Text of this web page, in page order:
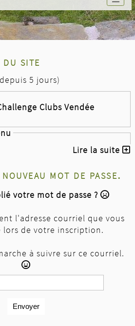
du site
5 jours)
Clubs Vendée
Clubs Vendée
sur 8
Lire la suite
nouveau mot de passe.
votre mot de passe ?
l'adresse courriel que vous
lors de votre inscription.
à suivre sur ce courriel.
Envoyer